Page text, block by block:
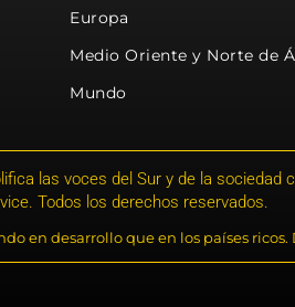
Europa
Medio Oriente y Norte de
Mundo
las voces del Sur y de la sociedad
Todos los derechos reservados.
en desarrollo que en los países ricos.